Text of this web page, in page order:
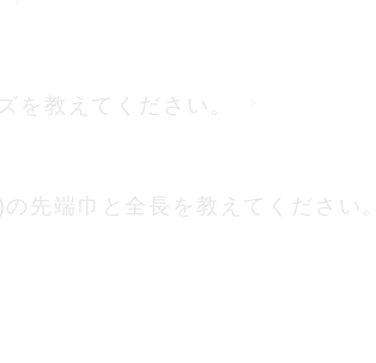
を教えてください。
端巾と全長を教えてください。